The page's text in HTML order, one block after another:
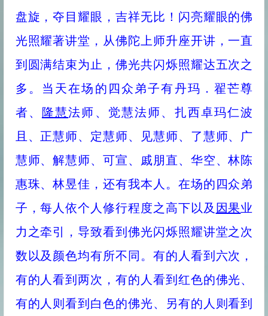
盘旋，夺目耀眼，吉祥无比！闪亮耀眼的佛
光照耀著讲堂，从佛陀上师升座开讲，一直
到圆满结束为止，佛光共闪烁照耀达五次之
多。当天在场的四众弟子有丹玛．翟芒尊
者、 隆慧法师、觉慧法师、扎西卓玛仁波
且、正慧师、定慧师、见慧师、了慧师、广
慧师、解慧师、可宣、戚朋直、华空、林陈
惠珠、林昱佳，还有我本人。在场的四众弟
子，每人依个人修行程度之高下以及 因果业
力之牵引，导致看到佛光闪烁照耀讲堂之次
数以及颜色均有所不同。有的人看到六次，
有的人看到两次，有的人看到红色的佛光、
有的人则看到白色的佛光、另有的人则看到